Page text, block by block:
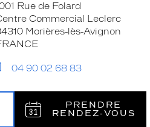
Rue de Folard
Commercial Leclerc
Morières-lès-Avignon
04 90 02 68 83
PRENDRE
RENDEZ‑VOUS